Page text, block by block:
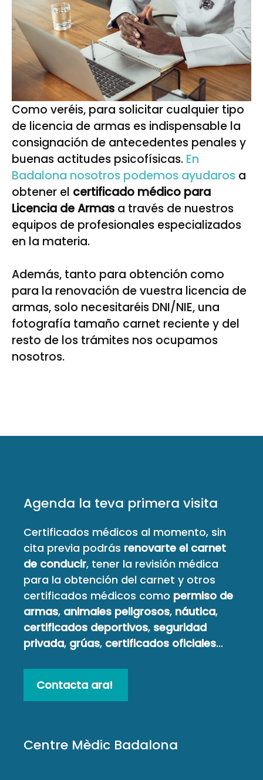
Como veréis, para solicitar cualquier tipo
de licencia de armas es indispensable la
consignación de antecedentes penales y
buenas actitudes psicofísicas. En
Badalona nosotros podemos ayudaros a
obtener el certificado médico para
Licencia de Armas a través de nuestros
equipos de profesionales especializados
en la materia.
Además, tanto para obtención como
para la renovación de vuestra licencia de
armas, solo necesitaréis DNI/NIE, una
fotografía tamaño carnet reciente y del
resto de los trámites nos ocupamos
nosotros.
Agenda la teva primera visita
Certificados médicos al momento, sin
cita previa podrás renovarte el carnet
de conducir, tener la revisión médica
para la obtención del carnet y otros
certificados médicos como permiso de
armas, animales peligrosos, náutica,
certificados deportivos, seguridad
privada, grúas, certificados oficiales…
Contacta ara!
Centre Mèdic Badalona